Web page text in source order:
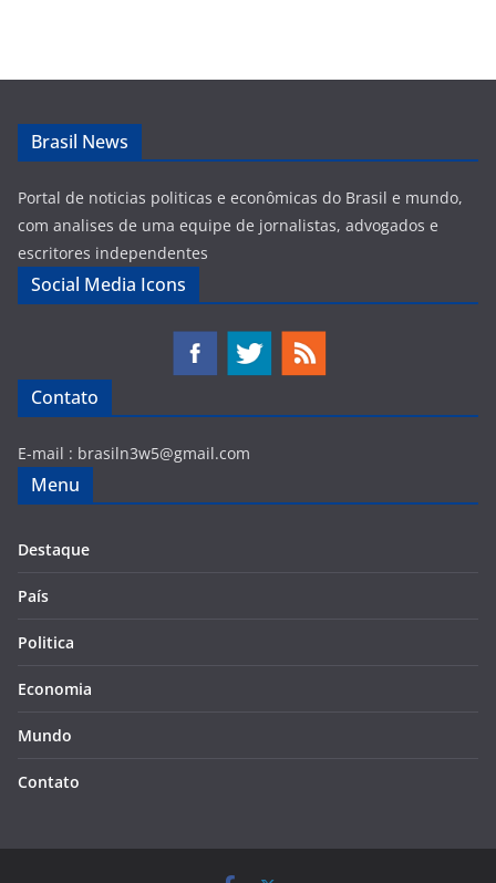
Brasil News
Portal de noticias politicas e econômicas do Brasil e mundo,
com analises de uma equipe de jornalistas, advogados e
escritores independentes
Social Media Icons
Contato
E-mail : brasiln3w5@gmail.com
Menu
Destaque
País
Politica
Economia
Mundo
Contato